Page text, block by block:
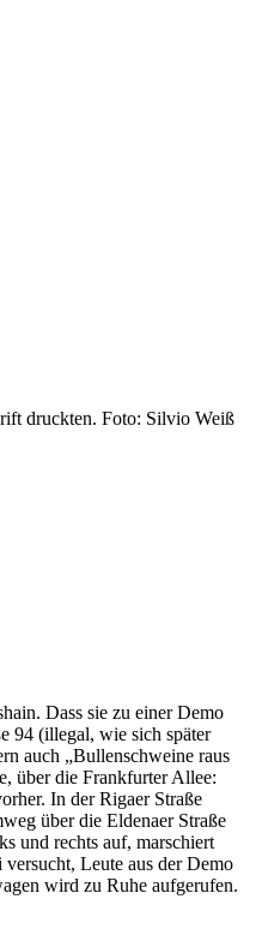
Dass sie zu einer Demo
94 (illegal, wie sich später
auch „Bullenschweine raus
über die Frankfurter Allee:
In der Rigaer Straße
über die Eldenaer Straße
und rechts auf, marschiert
Leute aus der Demo
wird zu Ruhe aufgerufen.